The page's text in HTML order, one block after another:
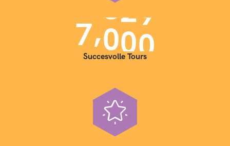
7,000
Succesvolle Tours